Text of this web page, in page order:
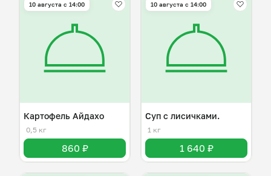
10 августа с 14:00
Картофель Айдахо
0,5 кг
860 ₽
10 августа с 14:00
Суп с лисичками.
1 кг
1 640 ₽